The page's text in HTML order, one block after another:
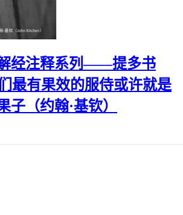
解经注释系列——提多书
最有果效的服侍或许就是
子（约翰·基钦）